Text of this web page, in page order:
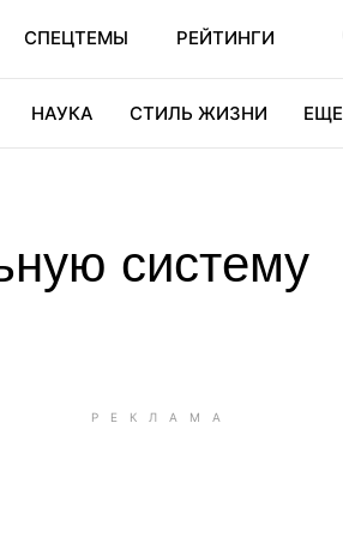
СПЕЦТЕМЫ РЕЙТИНГИ
НАУКА СТИЛЬ ЖИЗНИ ЕЩЕ
систему